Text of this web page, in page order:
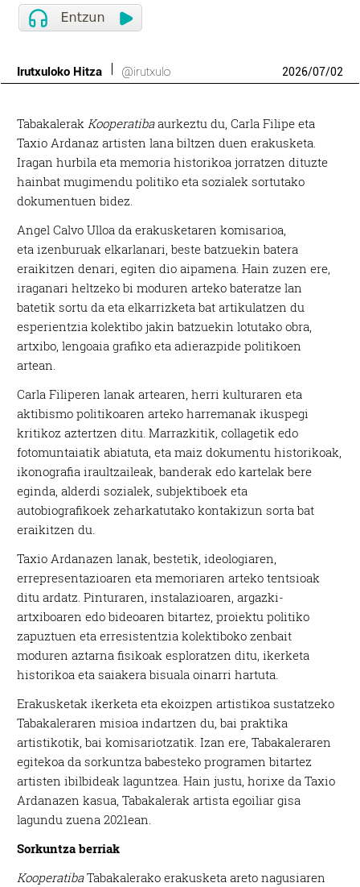
Irutxuloko Hitza @irutxulo 2026/07/02
Tabakalerak Kooperatibaaurkeztu du, Carla Filipe eta
Taxio Ardanaz artisten lana biltzen duen erakusketa.
Iragan hurbila eta memoria historikoa jorratzen dituzte
hainbat mugimendu politiko eta sozialek sortutako
dokumentuen bidez.
Angel Calvo Ulloa da erakusketaren komisarioa,
eta izenburuak elkarlanari, beste batzuekin batera
eraikitzen denari, egiten dio aipamena. Hain zuzen ere,
iraganari heltzeko bi moduren arteko bateratze lan
batetik sortu da eta elkarrizketa bat artikulatzen du
esperientzia kolektibo jakin batzuekin lotutako obra,
artxibo, lengoaia grafiko eta adierazpide politikoen
artean.
Carla Filiperen lanak artearen, herri kulturaren eta
aktibismo politikoaren arteko harremanak ikuspegi
kritikoz aztertzen ditu. Marrazkitik, collagetik edo
fotomuntaiatik abiatuta, eta maiz dokumentu historikoak,
ikonografia iraultzaileak, banderak edo kartelak bere
eginda, alderdi sozialek, subjektiboek eta
autobiografikoek zeharkatutako kontakizun sorta bat
eraikitzen du.
Taxio Ardanazen lanak, bestetik, ideologiaren,
errepresentazioaren eta memoriaren arteko tentsioak
ditu ardatz. Pinturaren, instalazioaren, argazki-
artxiboaren edo bideoaren bitartez, proiektu politiko
zapuztuen eta erresistentzia kolektiboko zenbait
moduren aztarna fisikoak esploratzen ditu, ikerketa
historikoa eta saiakera bisuala oinarri hartuta.
Erakusketak ikerketa eta ekoizpen artistikoa sustatzeko
Tabakaleraren misioa indartzen du, bai praktika
artistikotik, bai komisariotzatik. Izan ere, Tabakaleraren
egitekoa da sorkuntza babesteko programen bitartez
artisten ibilbideak laguntzea. Hain justu, horixe da Taxio
Ardanazen kasua, Tabakalerak artista egoiliar gisa
lagundu zuena 2021ean.
Sorkuntza berriak
KooperatibaTabakalerako erakusketa areto nagusiaren